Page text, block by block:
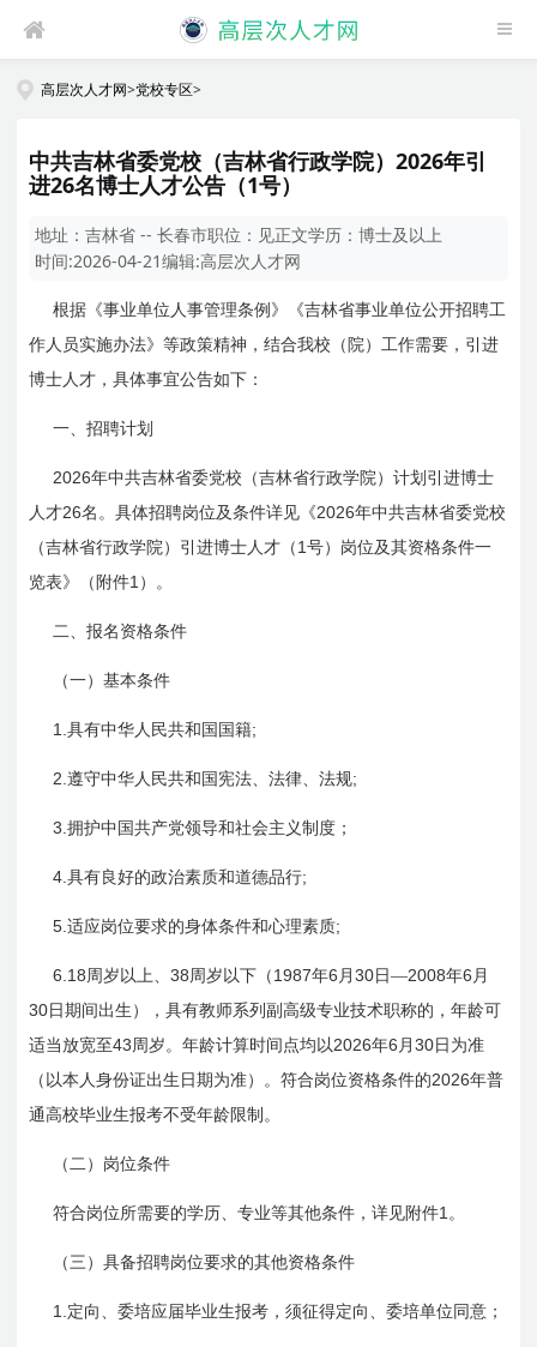
高层次人才网>党校专区>
中共吉林省委党校（吉林省行政学院）2026年引
进26名博士人才公告（1号）
地址：吉林省 -- 长春市职位： 见正文学历：博士及以上
时间:2026-04-21编辑:高层次人才网
根据《事业单位人事管理条例》《吉林省事业单位公开招聘工
作人员实施办法》等政策精神，结合我校（院）工作需要，引进
博士人才，具体事宜公告如下：
一、招聘计划
2026年中共吉林省委党校（吉林省行政学院）计划引进博士
人才26名。具体招聘岗位及条件详见《2026年中共吉林省委党校
（吉林省行政学院）引进博士人才（ 1号）岗位及其资格条件一
览表》（附件1 ）。
二、报名资格条件
（一）基本条件
1.具有中华人民共和国国籍;
2.遵守中华人民共和国宪法、法律、法规;
3.拥护中国共产党领导和社会主义制度；
4.具有良好的政治素质和道德品行;
5.适应岗位要求的身体条件和心理素质;
6.18 周岁以上、38 周岁以下（ 1987年6 月30日—2008年6 月
30日期间出生），具有教师系列副高级专业技术职称的，年龄可
适当放宽至43 周岁。年龄计算时间点均以 2026年6 月30日 为准
（以本人身份证出生日期为准）。符合岗位资格条件的2026年普
通高校毕业生报考不受年龄限制。
（二）岗位条件
符合岗位所需要的学历、专业等其他条件，详见附件1 。
（三）具备招聘岗位要求的其他资格条件
1. 定向、委培应届毕业生报考，须征得定向、委培单位同意；